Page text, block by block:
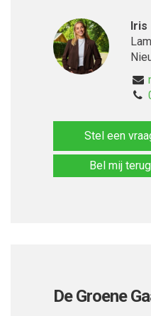
Iris
Stel een
Bel mij terug
De Groene